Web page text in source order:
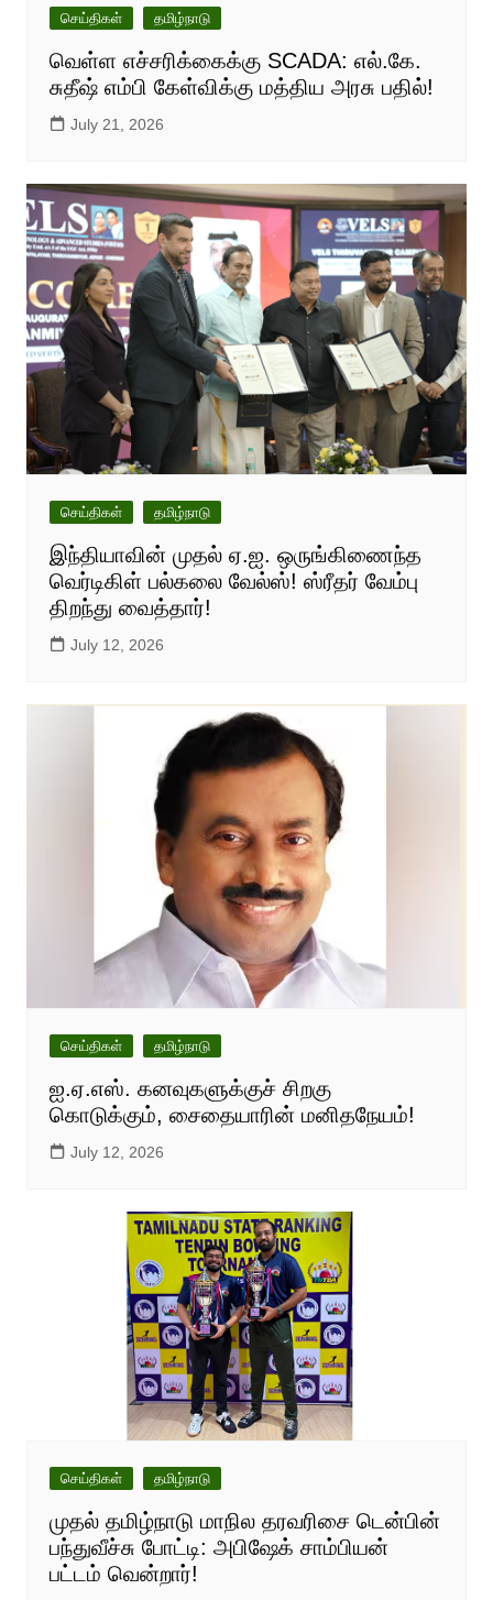
செய்திகள் தமிழ்நாடு
வெள்ள எச்சரிக்கைக்கு SCADA: எல்.கே.
சுதீஷ் எம்பி கேள்விக்கு மத்திய அரசு பதில்!
July 21, 2026
செய்திகள் தமிழ்நாடு
இந்தியாவின் முதல் ஏ.ஐ. ஒருங்கிணைந்த
வெர்டிகிள் பல்கலை வேல்ஸ்! ஸ்ரீதர் வேம்பு
திறந்து வைத்தார்!
July 12, 2026
செய்திகள் தமிழ்நாடு
ஐ.ஏ.எஸ். கனவுகளுக்குச் சிறகு
கொடுக்கும், சைதையாரின் மனிதநேயம்!
July 12, 2026
செய்திகள் தமிழ்நாடு
முதல் தமிழ்நாடு மாநில தரவரிசை டென்பின்
பந்துவீச்சு போட்டி: அபிஷேக் சாம்பியன்
பட்டம் வென்றார்!